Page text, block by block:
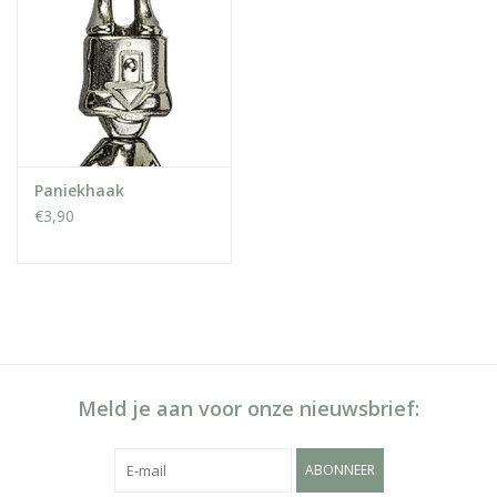
Paniekhaak
€3,90
Meld je aan voor onze nieuwsbrief:
ABONNEER